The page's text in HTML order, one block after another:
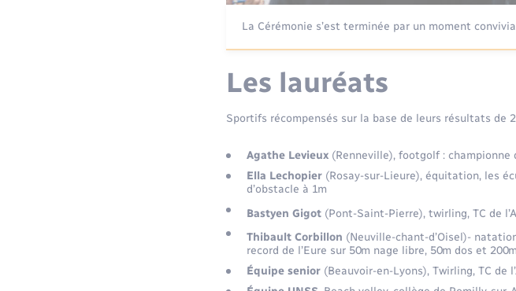
La Cérémonie s’est terminée par un moment
Les lauréats
Sportifs récompensés sur la base de leurs résultats de
Agathe Levieux(Renneville), footgolf : championne
Ella Lechopier(Rosay-sur-Lieure), équitation, les
d’obstacle à 1m
Bastyen Gigot(Pont-Saint-Pierre), twirling, TC de
Thibault Corbillon (Neuville-chant-d’Oisel)-
record de l’Eure sur 50m nage libre, 50m dos et
Équipe senior(Beauvoir-en-Lyons), Twirling, TC de